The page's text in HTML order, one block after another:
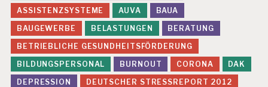
ASSISTENZSYSTEME
AUVA
BAUA
BAUGEWERBE
BELASTUNGEN
BERATUNG
BETRIEBLICHE GESUNDHEITSFÖRDERUNG
BILDUNGSPERSONAL
BURNOUT CORONA
DAK
DEPRESSION
DEUTSCHER STRESSREPORT 2012